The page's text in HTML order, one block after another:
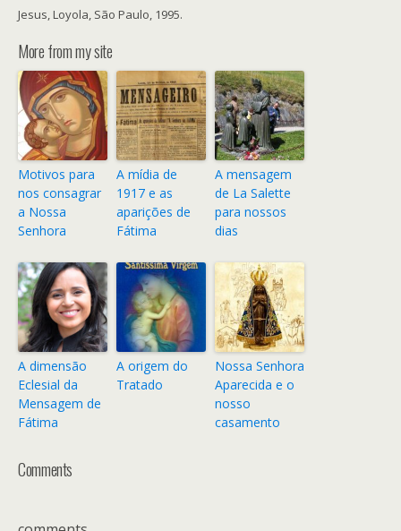
Jesus, Loyola, São Paulo, 1995.
More from my site
Motivos para
nos consagrar
a Nossa
Senhora
A mídia de
1917 e as
aparições de
Fátima
A mensagem
de La Salette
para nossos
dias
A dimensão
Eclesial da
Mensagem de
Fátima
A origem do
Tratado
Nossa Senhora
Aparecida e o
nosso
casamento
Comments